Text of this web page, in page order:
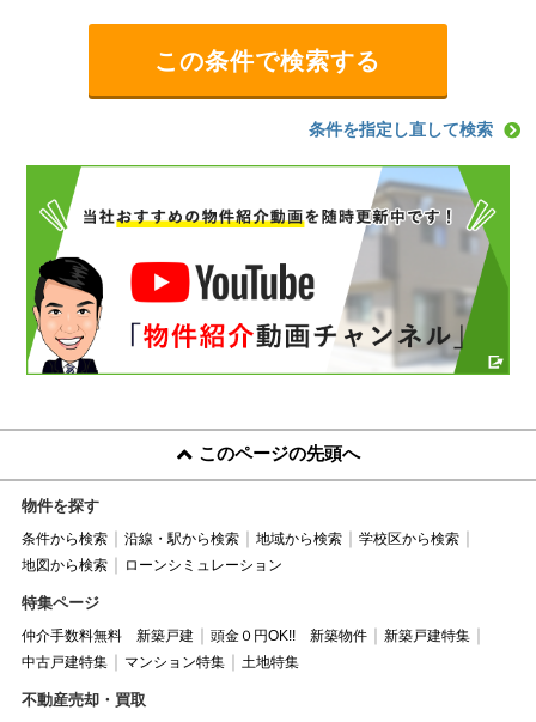
条件を指定し直して検索
このページの先頭へ
物件を探す
条件から検索 沿線・駅から検索 地域から検索
学校区から検索
地図から検索
ローンシミュレーション
特集ページ
仲介手数料無料 新築戸建 頭金０円OK!! 新築物件
新築戸建特集
中古戸建特集
マンション特集 土地特集
不動産売却・買取